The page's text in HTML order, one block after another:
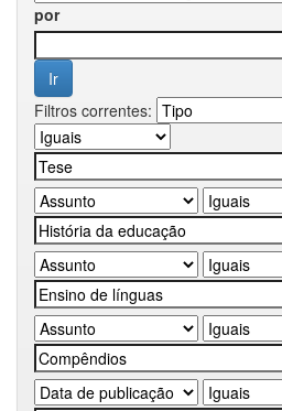
por
Filtros correntes: